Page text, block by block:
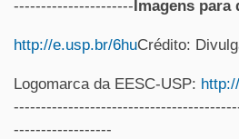
----------------------Imagens para
http://e.usp.br/6huCrédito:
Logomarca da EESC-USP:
------------------